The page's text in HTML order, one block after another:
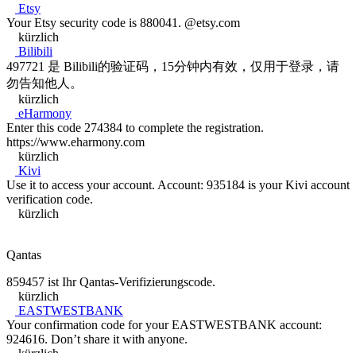
Etsy
Your Etsy security code is 880041. @etsy.com
kürzlich
Bilibili
497721 是 Bilibili的验证码，15分钟内有效，仅用于登录，请
勿告知他人。
kürzlich
eHarmony
Enter this code 274384 to complete the registration.
https://www.eharmony.com
kürzlich
Kivi
Use it to access your account. Account: 935184 is your Kivi account
verification code.
kürzlich
Qantas
859457 ist Ihr Qantas-Verifizierungscode.
kürzlich
EASTWESTBANK
Your confirmation code for your EASTWESTBANK account:
924616. Don’t share it with anyone.